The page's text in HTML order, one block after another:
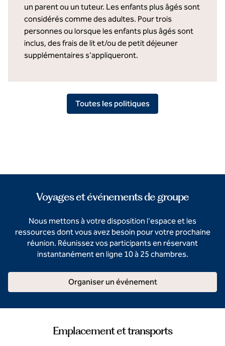
un parent ou un tuteur. Les enfants plus âgés sont
considérés comme des adultes. Pour trois
personnes ou lorsque les enfants plus âgés sont
inclus, des frais de lit et/ou de petit déjeuner
supplémentaires s'appliqueront.
Toutes les politiques
Voyages et événements de groupe
Nous mettons à votre disposition l'espace et les
ressources dont vous avez besoin pour votre prochaine
réunion. Réunissez vos participants en réservant
instantanément en ligne 10 à 25 chambres.
Organiser un événement
Emplacement et transports